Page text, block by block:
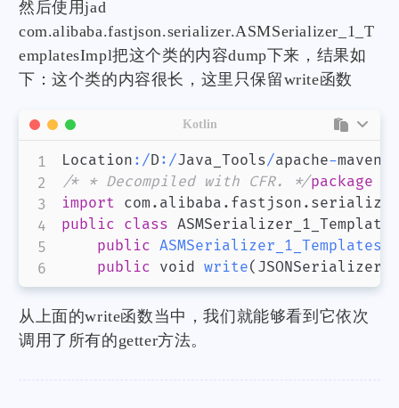
然后使用jad
com.alibaba.fastjson.serializer.ASMSerializer_1_T
emplatesImpl把这个类的内容dump下来，结果如
下：这个类的内容很长，这里只保留write函数
Location : /D : /Java_Tools/apache-maven
/* * Decompiled with CFR. */package
import com . alibaba . fastjson . serializer
public class
public
public void write( JSONSerializer
Kotlin
从上面的write函数当中，我们就能够看到它依次
调用了所有的getter方法。